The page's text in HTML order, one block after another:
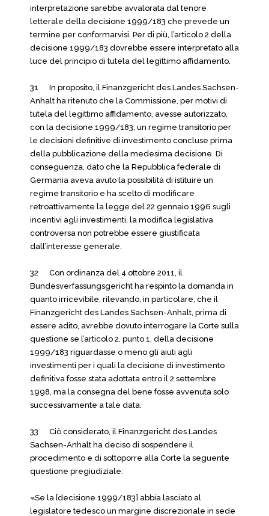
interpretazione sarebbe avvalorata dal tenore
letterale della decisione 1999/183 che prevede un
termine per conformarvisi. Per di più, l’articolo 2 della
decisione 1999/183 dovrebbe essere interpretato alla
luce del principio di tutela del legittimo affidamento.
31 In proposito, il Finanzgericht des Landes Sachsen-
Anhalt ha ritenuto che la Commissione, per motivi di
tutela del legittimo affidamento, avesse autorizzato,
con la decisione 1999/183, un regime transitorio per
le decisioni definitive di investimento concluse prima
della pubblicazione della medesima decisione. Di
conseguenza, dato che la Repubblica federale di
Germania aveva avuto la possibilità di istituire un
regime transitorio e ha scelto di modificare
retroattivamente la legge del 22 gennaio 1996 sugli
incentivi agli investimenti, la modifica legislativa
controversa non potrebbe essere giustificata
dall’interesse generale.
32 Con ordinanza del 4 ottobre 2011, il
Bundesverfassungsgericht ha respinto la domanda in
quanto irricevibile, rilevando, in particolare, che il
Finanzgericht des Landes Sachsen-Anhalt, prima di
essere adito, avrebbe dovuto interrogare la Corte sulla
questione se l’articolo 2, punto 1, della decisione
1999/183 riguardasse o meno gli aiuti agli
investimenti per i quali la decisione di investimento
definitiva fosse stata adottata entro il 2 settembre
1998, ma la consegna del bene fosse avvenuta solo
successivamente a tale data.
33 Ciò considerato, il Finanzgericht des Landes
Sachsen-Anhalt ha deciso di sospendere il
procedimento e di sottoporre alla Corte la seguente
questione pregiudiziale:
«Se la [decisione 1999/183] abbia lasciato al
legislatore tedesco un margine discrezionale in sede